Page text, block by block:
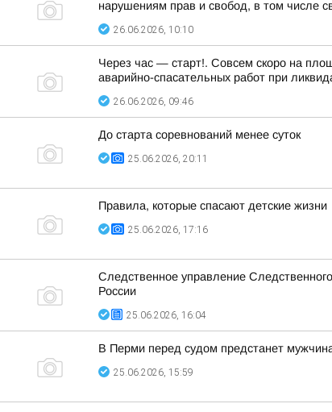
нарушениям прав и свобод, в том числе
26.06.2026, 10:10
Через час — старт!. Совсем скоро на
аварийно-спасательных работ при
26.06.2026, 09:46
До старта соревнований менее суток
25.06.2026, 20:11
Правила, которые спасают детские жизни
25.06.2026, 17:16
Следственное управление
России
25.06.2026, 16:04
В Перми перед судом предстанет
25.06.2026, 15:59